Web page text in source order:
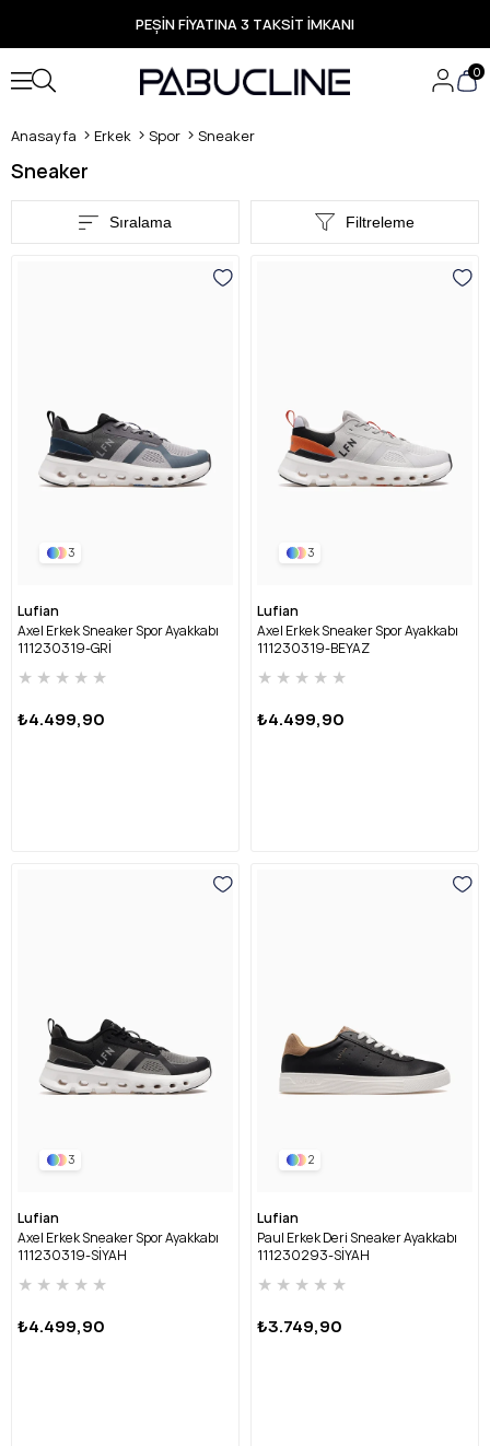
TÜM ÜRÜNLERDE ÜCRETSİZ KARGO
Yeni Sezon Ürünlerde Özel Fırsatlar
Seçili Ürünlerde Hızlı Teslimat
0
Anasayfa Erkek Spor Sneaker
Sneaker
Filtreleme
Sıralama
3
Lufian
Axel Erkek Sneaker Spor Ayakkabı
111230319-GRİ
★ ★ ★ ★ ★
₺4.499,90
3
Lufian
Axel Erkek Sneaker Spor Ayakkabı
111230319-BEYAZ
★ ★ ★ ★ ★
₺4.499,90
3
Lufian
Axel Erkek Sneaker Spor Ayakkabı
111230319-SİYAH
★ ★ ★ ★ ★
₺4.499,90
2
Lufian
Paul Erkek Deri Sneaker Ayakkabı
111230293-SİYAH
★ ★ ★ ★ ★
₺3.749,90